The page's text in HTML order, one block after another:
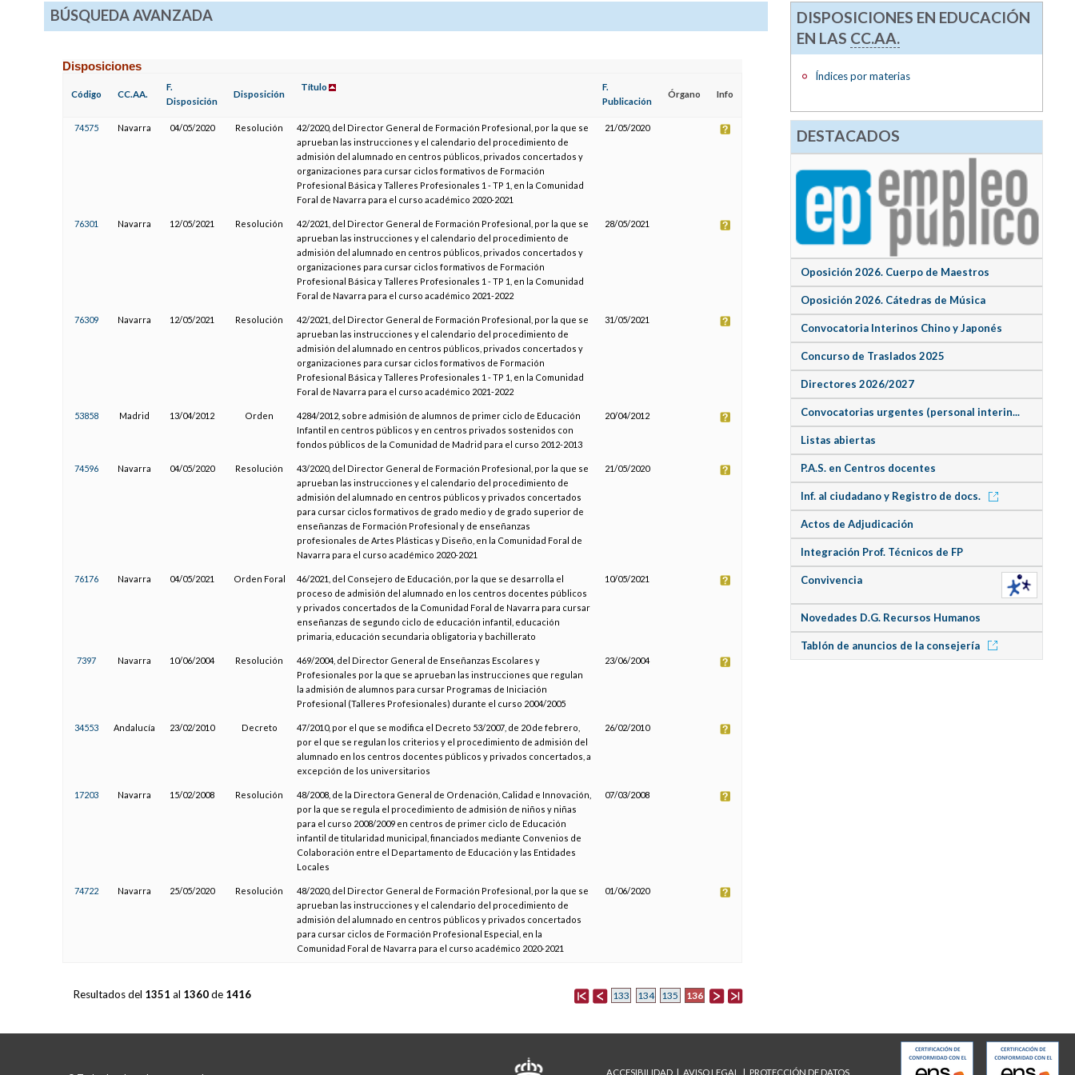
BÚSQUEDA AVANZADA
Disposiciones
Código CC.AA.
F.
Disposición
Disposición
Título
F.
Publicación
Órgano Info
74575 Navarra 04/05/2020 Resolución
42/2020, del Director General de Formación Profesional, por la que se
aprueban las instrucciones y el calendario del procedimiento de
admisión del alumnado en centros públicos, privados concertados y
organizaciones para cursar ciclos formativos de Formación
Profesional Básica y Talleres Profesionales 1 - TP 1, en la Comunidad
Foral de Navarra para el curso académico 2020-2021
21/05/2020
76301 Navarra 12/05/2021 Resolución
42/2021, del Director General de Formación Profesional, por la que se
aprueban las instrucciones y el calendario del procedimiento de
admisión del alumnado en centros públicos, privados concertados y
organizaciones para cursar ciclos formativos de Formación
Profesional Básica y Talleres Profesionales 1 - TP 1, en la Comunidad
Foral de Navarra para el curso académico 2021-2022
28/05/2021
76309 Navarra 12/05/2021 Resolución
42/2021, del Director General de Formación Profesional, por la que se
aprueban las instrucciones y el calendario del procedimiento de
admisión del alumnado en centros públicos, privados concertados y
organizaciones para cursar ciclos formativos de Formación
Profesional Básica y Talleres Profesionales 1 - TP 1, en la Comunidad
Foral de Navarra para el curso académico 2021-2022
31/05/2021
53858 Madrid 13/04/2012 Orden
4284/2012, sobre admisión de alumnos de primer ciclo de Educación
Infantil en centros públicos y en centros privados sostenidos con
fondos públicos de la Comunidad de Madrid para el curso 2012-2013
20/04/2012
74596 Navarra 04/05/2020 Resolución
43/2020, del Director General de Formación Profesional, por la que se
aprueban las instrucciones y el calendario del procedimiento de
admisión del alumnado en centros públicos y privados concertados
para cursar ciclos formativos de grado medio y de grado superior de
enseñanzas de Formación Profesional y de enseñanzas
profesionales de Artes Plásticas y Diseño, en la Comunidad Foral de
Navarra para el curso académico 2020-2021
21/05/2020
76176 Navarra 04/05/2021 Orden Foral
46/2021, del Consejero de Educación, por la que se desarrolla el
proceso de admisión del alumnado en los centros docentes públicos
y privados concertados de la Comunidad Foral de Navarra para cursar
enseñanzas de segundo ciclo de educación infantil, educación
primaria, educación secundaria obligatoria y bachillerato
10/05/2021
7397 Navarra 10/06/2004 Resolución
469/2004, del Director General de Enseñanzas Escolares y
Profesionales por la que se aprueban las instrucciones que regulan
la admisión de alumnos para cursar Programas de Iniciación
Profesional (Talleres Profesionales) durante el curso 2004/2005
23/06/2004
34553 Andalucía 23/02/2010 Decreto
47/2010, por el que se modifica el Decreto 53/2007, de 20 de febrero,
por el que se regulan los criterios y el procedimiento de admisión del
alumnado en los centros docentes públicos y privados concertados, a
excepción de los universitarios
26/02/2010
17203 Navarra 15/02/2008 Resolución
48/2008, de la Directora General de Ordenación, Calidad e Innovación,
por la que se regula el procedimiento de admisión de niños y niñas
para el curso 2008/2009 en centros de primer ciclo de Educación
infantil de titularidad municipal, financiados mediante Convenios de
Colaboración entre el Departamento de Educación y las Entidades
Locales
07/03/2008
74722 Navarra 25/05/2020 Resolución
48/2020, del Director General de Formación Profesional, por la que se
aprueban las instrucciones y el calendario del procedimiento de
admisión del alumnado en centros públicos y privados concertados
para cursar ciclos de Formación Profesional Especial, en la
Comunidad Foral de Navarra para el curso académico 2020-2021
01/06/2020
133 134 135 136
Resultados del 1351 al 1360de 1416
DISPOSICIONES EN EDUCACIÓN
EN LAS CC.AA.
Índices por materias
DESTACADOS
Oposición 2026. Cuerpo de Maestros
Oposición 2026. Cátedras de Música
Convocatoria Interinos Chino y Japonés
Concurso de Traslados 2025
Directores 2026/2027
Convocatorias urgentes (personal interin...
Listas abiertas
P.A.S. en Centros docentes
Inf. al ciudadano y Registro de docs.
Actos de Adjudicación
Integración Prof. Técnicos de FP
Convivencia
Novedades D.G. Recursos Humanos
Tablón de anuncios de la consejería
ACCESIBILIDAD AVISO LEGAL PROTECCIÓN DE DATOS